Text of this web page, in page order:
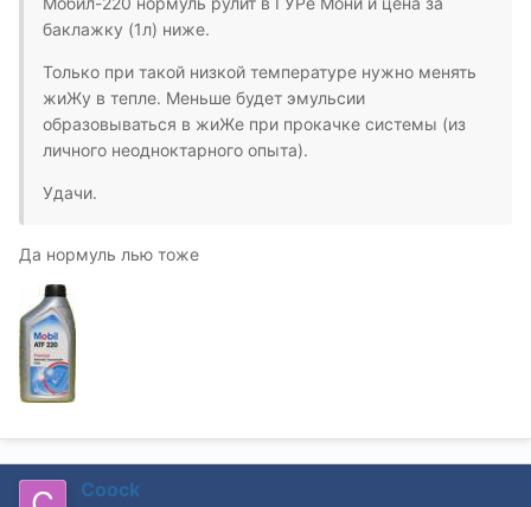
баклажку (1л) ниже.
Только при такой низкой температуре нужно менять
жиЖу в тепле. Меньше будет эмульсии
образовываться в жиЖе при прокачке системы (из
личного неодноктарного опыта).
Удачи.
Да нормуль лью тоже
Coock